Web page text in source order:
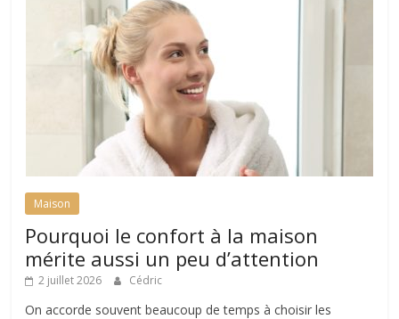
Maison
Pourquoi le confort à la maison
mérite aussi un peu d’attention
2 juillet 2026 Cédric
On accorde souvent beaucoup de temps à choisir les